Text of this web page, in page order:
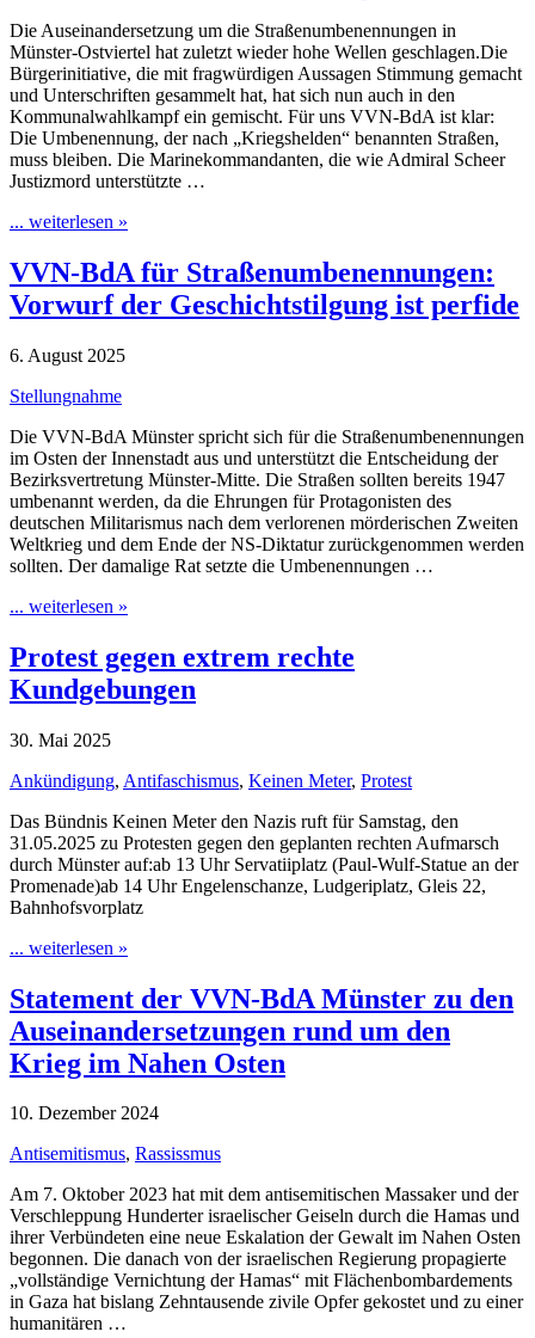
Die Auseinandersetzung um die Straßenumbenennungen in
Münster-Ostviertel hat zuletzt wieder hohe Wellen geschlagen.Die
Bürgerinitiative, die mit fragwürdigen Aussagen Stimmung gemacht
und Unterschriften gesammelt hat, hat sich nun auch in den
Kommunalwahlkampf ein gemischt. Für uns VVN-BdA ist klar:
Die Umbenennung, der nach „Kriegshelden“ benannten Straßen,
muss bleiben. Die Marinekommandanten, die wie Admiral Scheer
Justizmord unterstützte …
... weiterlesen »
VVN-BdA für Straßenumbenennungen:
Vorwurf der Geschichtstilgung ist perfide
6. August 2025
Stellungnahme
Die VVN-BdA Münster spricht sich für die Straßenumbenennungen
im Osten der Innenstadt aus und unterstützt die Entscheidung der
Bezirksvertretung Münster-Mitte. Die Straßen sollten bereits 1947
umbenannt werden, da die Ehrungen für Protagonisten des
deutschen Militarismus nach dem verlorenen mörderischen Zweiten
Weltkrieg und dem Ende der NS-Diktatur zurückgenommen werden
sollten. Der damalige Rat setzte die Umbenennungen …
... weiterlesen »
Protest gegen extrem rechte
Kundgebungen
30. Mai 2025
Ankündigung, Antifaschismus, Keinen Meter, Protest
Das Bündnis Keinen Meter den Nazis ruft für Samstag, den
31.05.2025 zu Protesten gegen den geplanten rechten Aufmarsch
durch Münster auf:ab 13 Uhr Servatiiplatz (Paul-Wulf-Statue an der
Promenade)ab 14 Uhr Engelenschanze, Ludgeriplatz, Gleis 22,
Bahnhofsvorplatz
... weiterlesen »
Statement der VVN-BdA Münster zu den
Auseinandersetzungen rund um den
Krieg im Nahen Osten
10. Dezember 2024
Antisemitismus, Rassissmus
Am 7. Oktober 2023 hat mit dem antisemitischen Massaker und der
Verschleppung Hunderter israelischer Geiseln durch die Hamas und
ihrer Verbündeten eine neue Eskalation der Gewalt im Nahen Osten
begonnen. Die danach von der israelischen Regierung propagierte
„vollständige Vernichtung der Hamas“ mit Flächenbombardements
in Gaza hat bislang Zehntausende zivile Opfer gekostet und zu einer
humanitären …